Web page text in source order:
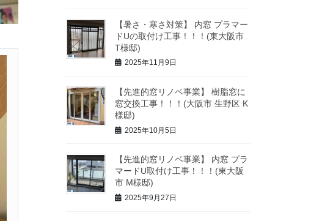
【暑さ・寒さ対策】 内窓 プラマー
ドUの取付け工事！！！(東大阪市
T様邸)
2025年11月9日
【先進的窓リノベ事業】 樹脂窓に
窓交換工事！！！(大阪市 生野区 K
様邸)
2025年10月5日
【先進的窓リノベ事業】 内窓 プラ
マードU取付け工事！！！(東大阪
市 M様邸)
2025年9月27日